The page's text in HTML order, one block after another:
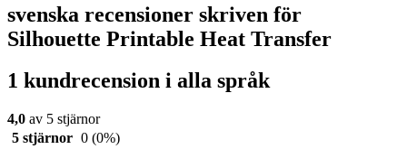
svenska recensioner skriven för
Silhouette Printable Heat Transfer
1 kundrecension i alla språk
4,0 av 5 stjärnor
5 stjärnor 0 (0%)